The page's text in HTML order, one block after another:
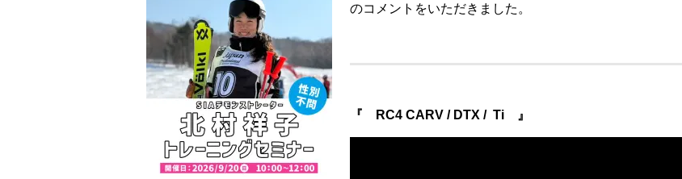
のコメントをいただきました。
『 RC4 CARV / DTX / Ti 』